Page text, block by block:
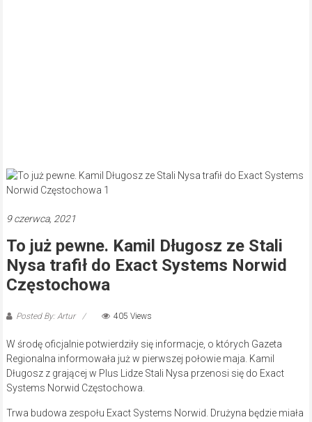
9 czerwca, 2021
To już pewne. Kamil Długosz ze Stali
Nysa trafił do Exact Systems Norwid
Częstochowa
Posted By: Artur 405 Views
W środę oficjalnie potwierdziły się informacje, o których Gazeta
Regionalna informowała już w pierwszej połowie maja. Kamil
Długosz z grającej w Plus Lidze Stali Nysa przenosi się do Exact
Systems Norwid Częstochowa.
Trwa budowa zespołu Exact Systems Norwid. Drużyna będzie miała